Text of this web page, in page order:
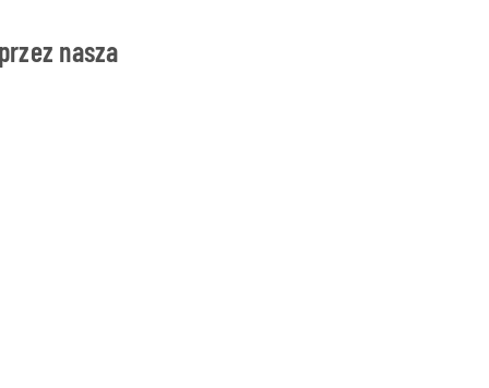
nasza